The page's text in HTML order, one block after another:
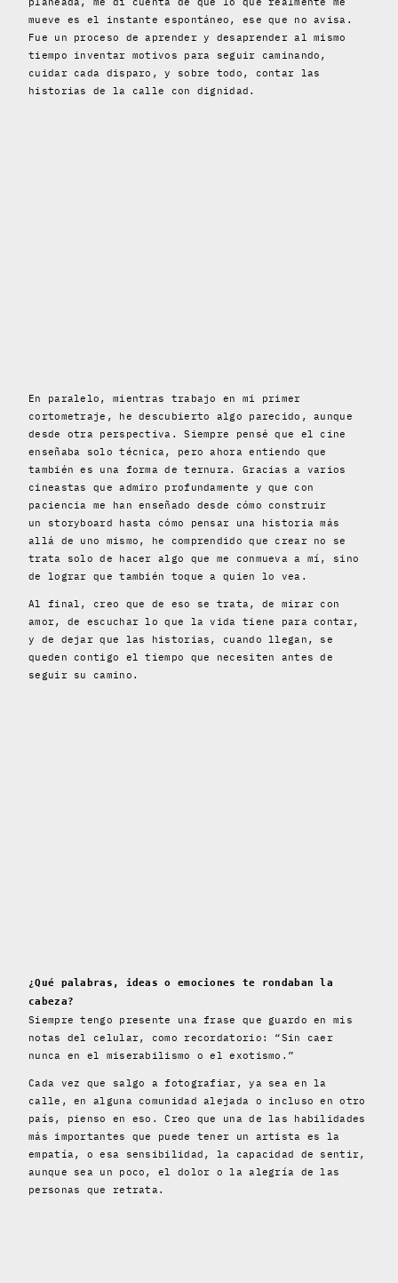
mueve es el instante espontáneo, ese que no avisa.
Fue un proceso de aprender y desaprender al mismo
tiempo inventar motivos para seguir caminando,
cuidar cada disparo, y sobre todo, contar las
historias de la calle con dignidad.
En paralelo, mientras trabajo en mi primer
cortometraje, he descubierto algo parecido, aunque
desde otra perspectiva. Siempre pensé que el cine
enseñaba solo técnica, pero ahora entiendo que
también es una forma de ternura. Gracias a varios
cineastas que admiro profundamente y que con
paciencia me han enseñado desde cómo construir
un storyboard hasta cómo pensar una historia más
allá de uno mismo, he comprendido que crear no se
trata solo de hacer algo que me conmueva a mí, sino
de lograr que también toque a quien lo vea.
Al final, creo que de eso se trata, de mirar con
amor, de escuchar lo que la vida tiene para contar,
y de dejar que las historias, cuando llegan, se
queden contigo el tiempo que necesiten antes de
seguir su camino.
¿Qué palabras, ideas o emociones te rondaban la
cabeza?
Siempre tengo presente una frase que guardo en mis
notas del celular, como recordatorio: “Sin caer
nunca en el miserabilismo o el exotismo.”
Cada vez que salgo a fotografiar, ya sea en la
calle, en alguna comunidad alejada o incluso en otro
país, pienso en eso. Creo que una de las habilidades
más importantes que puede tener un artista es la
empatía, o esa sensibilidad, la capacidad de sentir,
aunque sea un poco, el dolor o la alegría de las
personas que retrata.